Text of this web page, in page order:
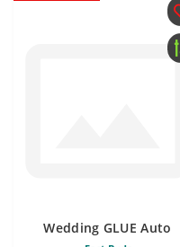
Wedding GLUE Auto